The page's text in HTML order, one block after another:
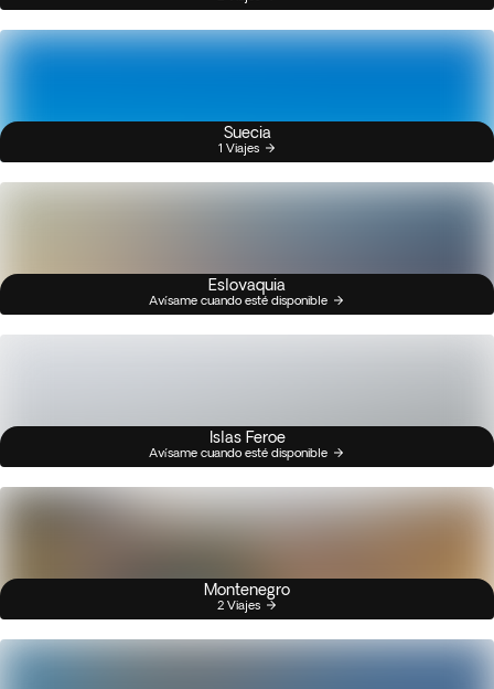
Suecia
1 Viajes
Eslovaquia
Avísame cuando esté disponible
Islas Feroe
Avísame cuando esté disponible
Montenegro
2 Viajes